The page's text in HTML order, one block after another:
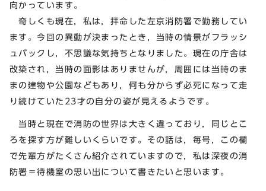
向かっています。
奇しくも現在，私は，拝命した左京消防署で勤務してい
ます。今回の異動が決まったとき，当時の情景がフラッシ
ュバックし，不思議な気持ちとなりました。現在の庁舎は
改築され，当時の面影はありませんが，周囲には当時のま
まの建物や公園などもあり，何も分からず必死になって走
り続けていた23才の自分の姿が見えるようです。
当時と現在で消防の世界は大きく違っており，同じとこ
ろを探す方が難しいくらいです。その話は，毎号，この欄
で先輩方がたくさん紹介されていますので，私は深夜の消
防署＝待機室の思い出について書きたいと思います。